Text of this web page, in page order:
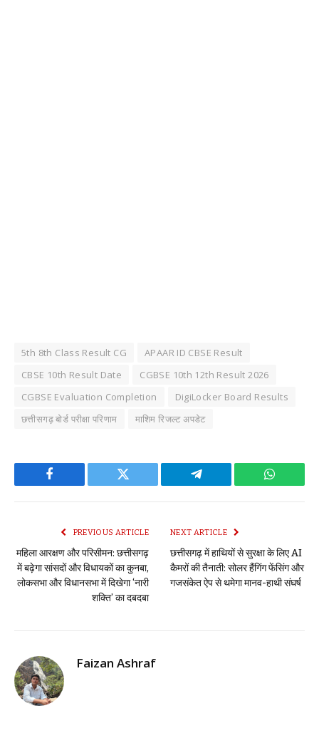
5th 8th Class Result CG
APAAR ID CBSE Result
CBSE 10th Result Date
CGBSE 10th 12th Result 2026
CGBSE Evaluation Completion
DigiLocker Board Results
छत्तीसगढ़ बोर्ड परीक्षा परिणाम
माशिम रिजल्ट अपडेट
Facebook Twitter Telegram
PREVIOUS ARTICLE
महिला आरक्षण और परिसीमन: छत्तीसगढ़
में बढ़ेगा सांसदों और विधायकों का कुनबा,
लोकसभा और विधानसभा में दिखेगा ‘नारी
शक्ति’ का दबदबा
NEXT ARTICLE
छत्तीसगढ़ में हाथियों से सुरक्षा के लिए AI
कैमरों की तैनाती: सोलर हैंगिंग फेंसिंग और
गजसंकेत ऐप से थमेगा मानव-हाथी संघर्ष
Faizan Ashraf